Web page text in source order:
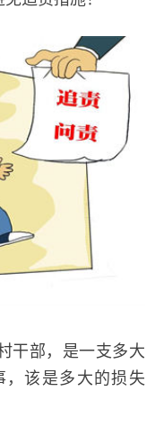
部，是一支多大
该是多大的损失